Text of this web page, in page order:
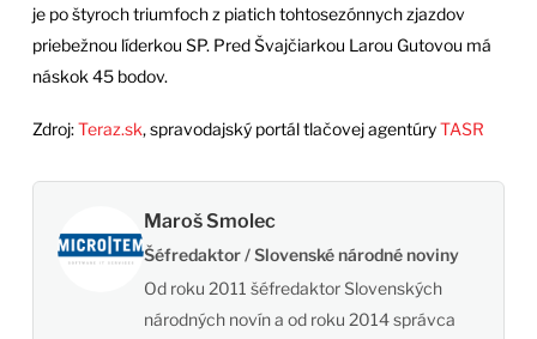
je po štyroch triumfoch z piatich tohtosezónnych zjazdov
priebežnou líderkou SP. Pred Švajčiarkou Larou Gutovou má
náskok 45 bodov.
Zdroj:Teraz.sk, spravodajský portál tlačovej agentúryTASR
Maroš Smolec
Šéfredaktor / Slovenské národné noviny
Od roku 2011 šéfredaktor Slovenských
národných novín a od roku 2014 správca